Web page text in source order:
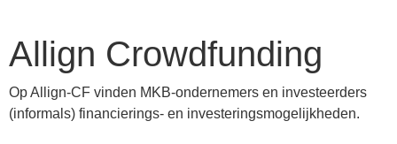
Allign Crowdfunding
Op Allign-CF vinden MKB-ondernemers en investeerders
(informals) financierings- en investeringsmogelijkheden.